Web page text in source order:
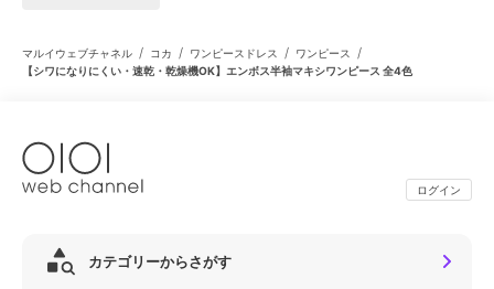
マルイウェブチャネル / コカ / ワンピースドレス / ワンピース /
【シワになりにくい・速乾・乾燥機OK】エンボス半袖マキシワンピース 全4色
ログイン
カテゴリーからさがす